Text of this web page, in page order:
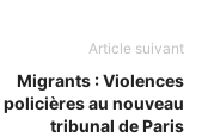
Article suivant
Migrants : Violences
policières au nouveau
tribunal de Paris